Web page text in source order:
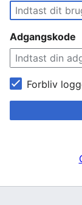
Adgangskode
Forbliv